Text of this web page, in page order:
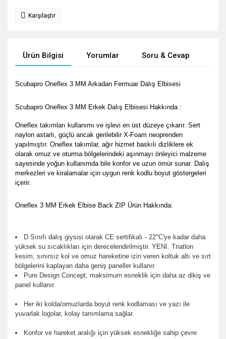
Karşılaştır
Ürün Bilgisi Yorumlar Soru & Cevap
Scubapro Oneflex 3 MM Arkadan Fermuar Dalış Elbisesi
Scubapro Oneflex 3 MM Erkek Dalış Elbisesi Hakkında :
Oneflex takımları kullanımı ve işlevi en üst düzeye çıkarır. Sert
naylon astarlı, güçlü ancak gerilebilir X-Foam neoprenden
yapılmıştır. Oneflex takımlar, ağır hizmet baskılı dizliklere ek
olarak omuz ve oturma bölgelerindeki aşınmayı önleyici malzeme
sayesinde yoğun kullanımda bile konfor ve uzun ömür sunar. Dalış
merkezleri ve kiralamalar için uygun renk kodlu boyut göstergeleri
içerir.
Oneflex 3 MM Erkek Elbise Back ZIP Ürün Hakkında:
D Sınıfı dalış giysisi olarak CE sertifikalı - 22°C'ye kadar daha
yüksek su sıcaklıkları için derecelendirilmiştir. YENİ. Triatlon
kesim, sınırsız kol ve omuz hareketine izin veren koltuk altı ve sırt
bölgelerini kaplayan daha geniş paneller kullanır.
Pure Design Concept, maksimum esneklik için daha az dikiş ve
panel kullanır.
Her iki kolda/omuzlarda boyut renk kodlaması ve yazı ile
yuvarlak logolar, kolay tanımlama sağlar.
Konfor ve hareket aralığı için yüksek esnekliğe sahip çevre